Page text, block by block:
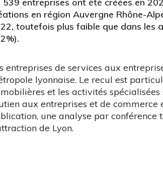
en région Auvergne Rhône-
toutefois plus faible que dans les
entreprises de services aux
lyonnaise. Le recul est
et les activités spécialisées
aux entreprises et de commerce
une analyse par conférence
de Lyon.